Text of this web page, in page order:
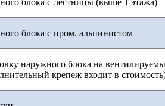
блока с лестницы (выше 1 этажа)
блока с пром. альпинистом
наружного блока на
крепеж входит в